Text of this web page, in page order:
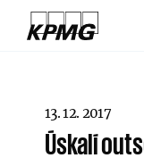
13. 12. 2017
Úskalí